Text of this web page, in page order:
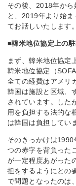
その後、2018年か
と、2019年より始
てお話しいたします。
■韓米地位協定上の
まず、韓米地位協定
韓米地位協定（
全ての経費はアメリ
韓国は施設と区域、
されています。した
用を負担する法的な
は韓国は負担してい
そのきっかけは1990
つの赤字を背負った
が一定程度あがった
担をするようにとの
で問題となったのは